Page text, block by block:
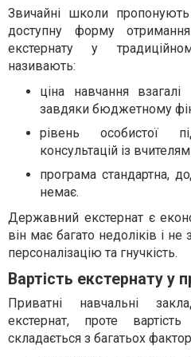
Звичайні школи
доступну форму
екстернату у
називають:
ціна навчання
завдяки бюджетному
рівень особистої
консультацій із
програма стандартна,
немає.
Державний екстернат є
він має багато недоліків і
персоналізацію та гнучкість.
Вартість екстернату у
Приватні навчальні
екстернат, проте
складається з багатьох